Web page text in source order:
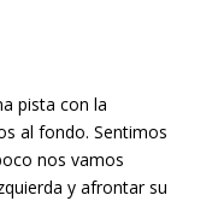
pista con la
al fondo. Sentimos
nos vamos
y afrontar su